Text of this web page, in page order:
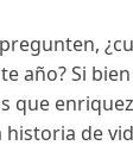
año? Si
que
historia de